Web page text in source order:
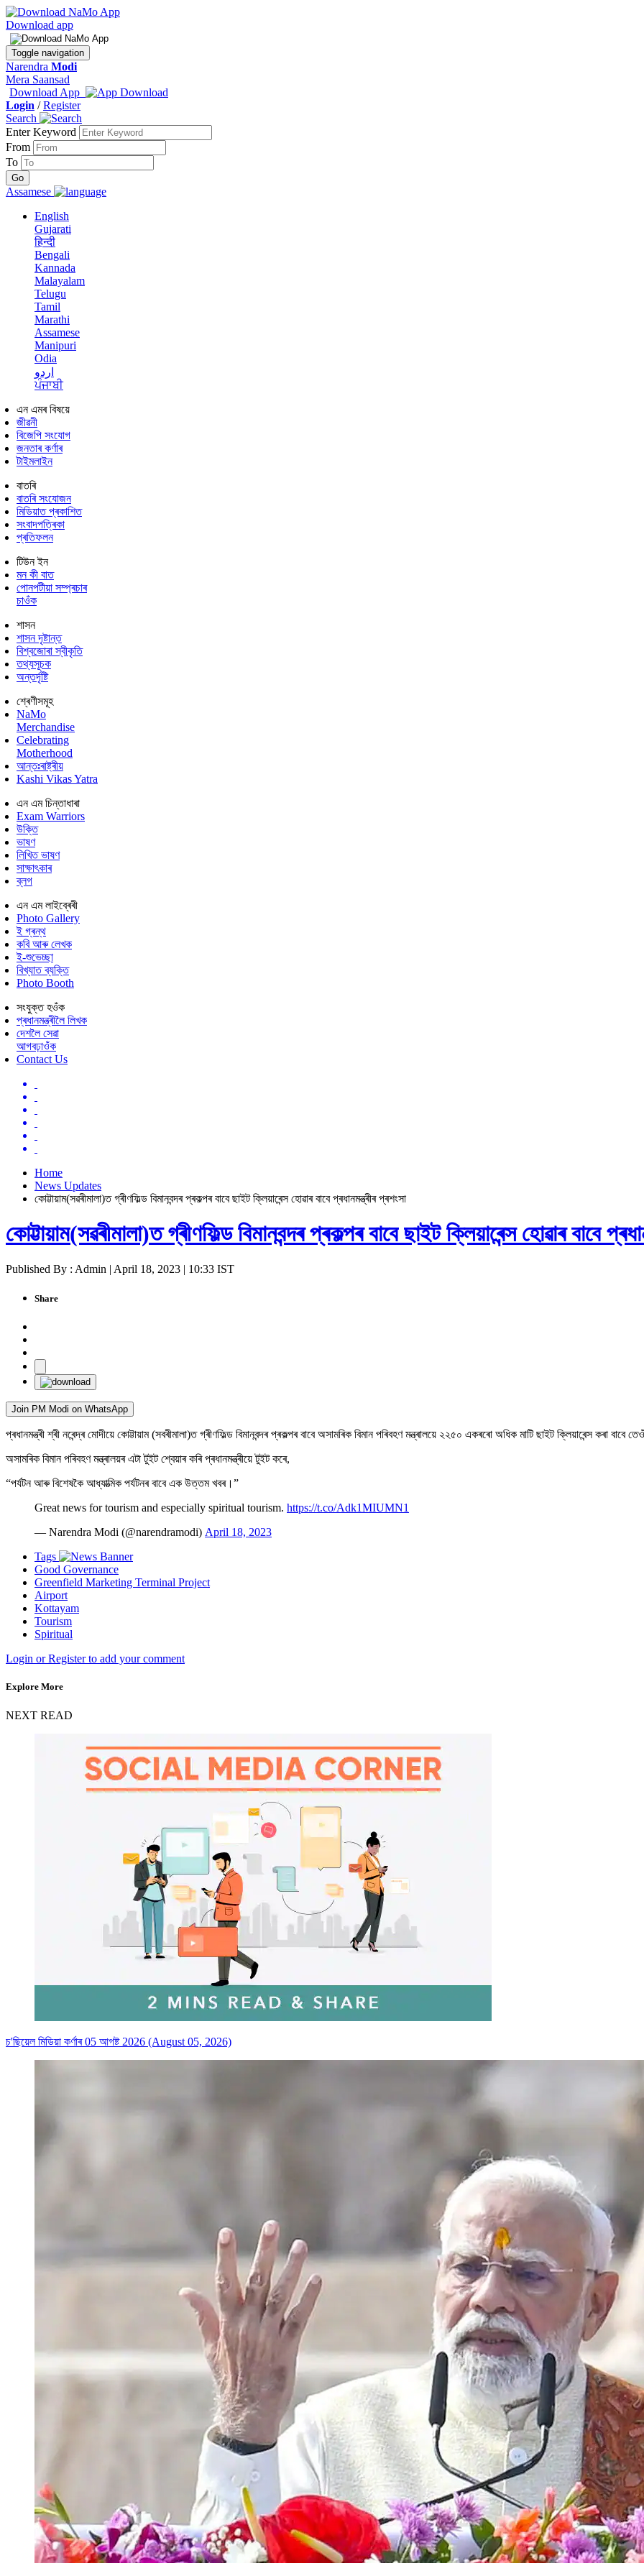
Download app
Toggle navigation
Narendra Modi
Mera Saansad
Download App
Login /Register
Search
Enter Keyword
From
To
Assamese
English
Gujarati
हिन्दी
Bengali
Kannada
Malayalam
Telugu
Tamil
Marathi
Assamese
Manipuri
Odia
اردو
ਪੰਜਾਬੀ
এন এমৰ বিষয়ে
জীৱনী
বিজেপি সংযোগ
জনতাৰ কৰ্ণাৰ
টাইমলাইন
বাতৰি
বাতৰি সংযোজন
মিডিয়াত প্ৰকাশিত
সংবাদপত্ৰিকা
প্ৰতিফলন
টিউন ইন
মন কী বাত
পোনপটীয়া সম্প্ৰচাৰ
চাওঁক
শাসন
শাসন দৃষ্টান্ত
বিশ্বজোৰা স্বীকৃতি
তথ্যসূচক
অন্তৰ্দৃষ্টি
শ্ৰেণীসমূহ
NaMo
Merchandise
Celebrating
Motherhood
আন্তঃৰাষ্ট্ৰীয়
Kashi Vikas Yatra
এন এম চিন্তাধাৰা
Exam Warriors
উক্তি
ভাষণ
লিখিত ভাষণ
সাক্ষাৎকাৰ
ব্লগ
এন এম লাইব্ৰেৰী
Photo Gallery
ই গ্ৰন্থ
কবি আৰু লেখক
ই-শুভেচ্ছা
বিখ্যাত ব্যক্তি
Photo Booth
সংযুক্ত হওঁক
প্ৰধানমন্ত্ৰীলৈ লিখক
দেশলৈ সেৱা
আগবঢ়াওঁক
Contact Us
Home
News Updates
কোট্টায়াম(সৱৰীমালা)ত গ্ৰীণফিল্ড বিমানবন্দৰ প্ৰকল্পৰ বাবে ছাইট ক্লিয়াৰেন্স হোৱাৰ বাবে প্ৰধানমন্ত্ৰীৰ প্ৰশংসা
কোট্টায়াম(সৱৰীমালা)ত গ্ৰীণফিল্ড বিমানবন্দৰ প্ৰকল্পৰ বাবে ছাইট ক্লিয়াৰেন্স হোৱাৰ বাবে
Published By : Admin | April 18, 2023 | 10:33 IST
Share
Join PM Modi on WhatsApp
প্ৰধানমন্ত্ৰী শ্ৰী নৰেন্দ্ৰ মোদীয়ে কোট্টায়াম (সবৰীমালা)ত গ্ৰীণফিল্ড বিমানবন্দৰ প্ৰকল্পৰ বাবে অসামৰিক বিমান পৰিবহণ মন্ত্ৰালয়ে ২২৫০ একৰৰো অধিক মাটি ছাইট ক্লিয়াৰেন্স কৰা বাবে
অসামৰিক বিমান পৰিবহণ মন্ত্ৰালয়ৰ এটা টুইট শ্বেয়াৰ কৰি প্ৰধানমন্ত্ৰীয়ে টুইট কৰে,
“পৰ্যটন আৰু বিশেষকৈ আধ্যাত্মিক পৰ্যটনৰ বাবে এক উত্তম খবৰ।”
Great news for tourism and especially spiritual tourism. https://t.co/Adk1MIUMN1
— Narendra Modi (@narendramodi) April 18, 2023
Tags
Good Governance
Greenfield Marketing Terminal Project
Airport
Kottayam
Tourism
Spiritual
Login or Register to add your comment
Explore More
NEXT READ
চ'ছিয়েল মিডিয়া কৰ্ণাৰ 05 আগষ্ট 2026 (August 05, 2026)